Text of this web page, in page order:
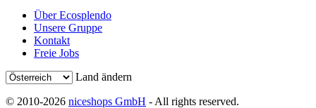
Über Ecosplendo
Unsere Gruppe
Kontakt
Freie Jobs
Land ändern
© 2010-2026 niceshops GmbH - All rights reserved.